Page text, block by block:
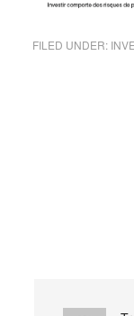
FILED UNDER: